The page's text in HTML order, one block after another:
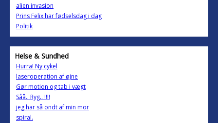
alien invasion
Prins Felix har fødselsdag i dag
Politik
Helse & Sundhed
Hurra! Ny cykel
laseroperation af øjne
Gør motion og tab i vægt
Såå.. Ryg.. !!!!
jeg har så ondt af min mor
spiral.